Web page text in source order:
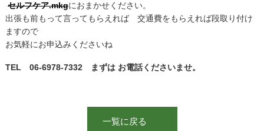
セルフケア.mkgにおまかせください。
出張も前もって言ってもらえれば 交通費をもらえれば段取り付け
ますので
お気軽にお申込みくださいね
TEL 06-6978-7332 まずは お電話くださいませ。
一覧に戻る